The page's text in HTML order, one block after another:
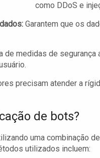
como DDoS e
Garantem que os
de medidas de
precisam atender a
de bots?
uma combinação
utilizados incluem: